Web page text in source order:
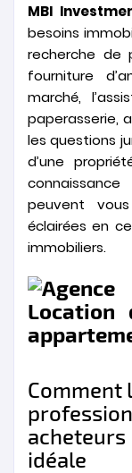
MBI
besoins
recherche de
fourniture
marché,
paperasserie,
les questions
d’une
peuvent
éclairées en
immobiliers.
Comment
idéale